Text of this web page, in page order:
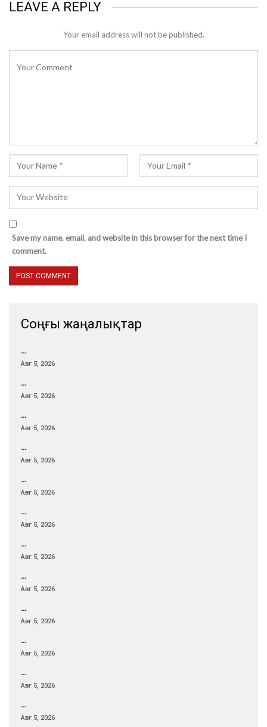
LEAVE A REPLY
Your email address will not be published.
Save my name, email, and website in this browser for the next time I
comment.
Соңғы жаңалықтар
…
Авг 5, 2026
…
Авг 5, 2026
…
Авг 5, 2026
…
Авг 5, 2026
…
Авг 5, 2026
…
Авг 5, 2026
…
Авг 5, 2026
…
Авг 5, 2026
…
Авг 5, 2026
…
Авг 5, 2026
…
Авг 5, 2026
…
Авг 5, 2026